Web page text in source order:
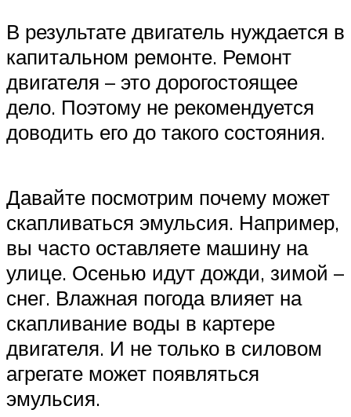
В результате двигатель нуждается в
капитальном ремонте. Ремонт
двигателя – это дорогостоящее
дело. Поэтому не рекомендуется
доводить его до такого состояния.
Давайте посмотрим почему может
скапливаться эмульсия. Например,
вы часто оставляете машину на
улице. Осенью идут дожди, зимой –
снег. Влажная погода влияет на
скапливание воды в картере
двигателя. И не только в силовом
агрегате может появляться
эмульсия.